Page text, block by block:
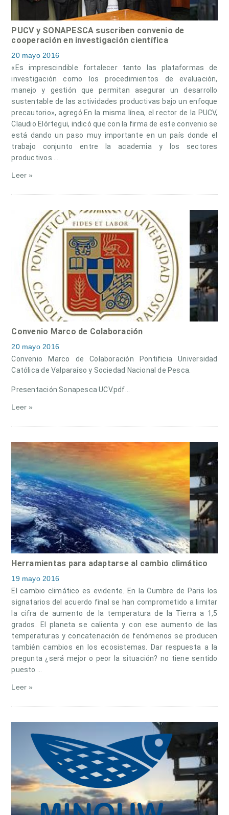
PUCV y SONAPESCA suscriben convenio de
cooperación en investigación científica
20 mayo 2016
«Es imprescindible fortalecer tanto las plataformas de
investigación como los procedimientos de evaluación,
manejo y gestión que permitan asegurar un desarrollo
sustentable de las actividades productivas bajo un enfoque
precautorio», agregó.En la misma línea, el rector de la PUCV,
Claudio Elórtegui, indicó que con la firma de este convenio se
está dando un paso muy importante en un país donde el
trabajo conjunto entre la academia y los sectores
productivos …
Leer »
Convenio Marco de Colaboración
20 mayo 2016
Convenio Marco de Colaboración Pontificia Universidad
Católica de Valparaíso y Sociedad Nacional de Pesca.
Presentación Sonapesca UCV.pdf…
Leer »
Herramientas para adaptarse al cambio climático
19 mayo 2016
El cambio climático es evidente. En la Cumbre de Paris los
signatarios del acuerdo final se han comprometido a limitar
la cifra de aumento de la temperatura de la Tierra a 1,5
grados. El planeta se calienta y con ese aumento de las
temperaturas y concatenación de fenómenos se producen
también cambios en los ecosistemas. Dar respuesta a la
pregunta ¿será mejor o peor la situación? no tiene sentido
puesto …
Leer »